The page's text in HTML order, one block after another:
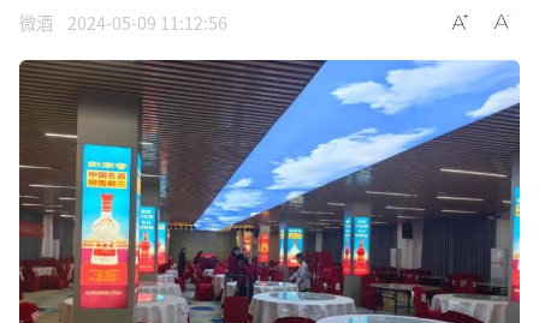
微酒 2024-05-09 11:12:56